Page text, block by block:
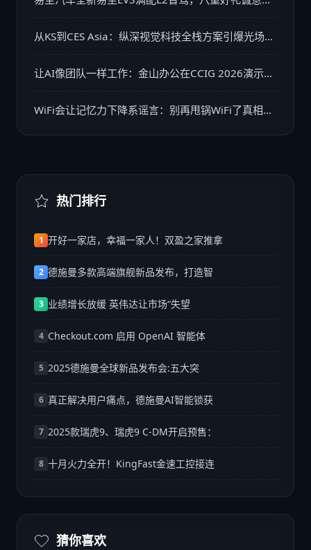
从KS到CES Asia：纵深视觉科技全栈方案引爆光场显
让AI像团队一样工作：金山办公在CCIG 2026演示多
WiFi会让记忆力下降系谣言：别再甩锅WiFi了真相远
热门排行
1 开好一家店，幸福一家人！双盈之家推拿
2 德施曼多款高端旗舰新品发布，打造智
3 业绩增长放缓 英伟达让市场“失望
4 Checkout.com 启用 OpenAI 智能体
5 2025德施曼全球新品发布会:五大突
6 真正解决用户痛点，德施曼AI智能锁获
7 2025款瑞虎9、瑞虎9 C-DM开启预售：
8 十月火力全开！KingFast金速工控接连
猜你喜欢